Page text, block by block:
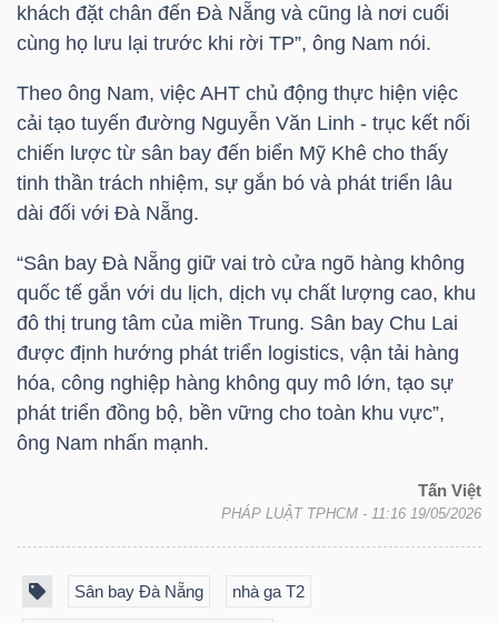
khách đặt chân đến Đà Nẵng và cũng là nơi cuối
cùng họ lưu lại trước khi rời TP”, ông Nam nói.
Theo ông Nam, việc AHT chủ động thực hiện việc
cải tạo tuyến đường Nguyễn Văn Linh - trục kết nối
chiến lược từ sân bay đến biển Mỹ Khê cho thấy
tinh thần trách nhiệm, sự gắn bó và phát triển lâu
dài đối với Đà Nẵng.
“Sân bay Đà Nẵng giữ vai trò cửa ngõ hàng không
quốc tế gắn với du lịch, dịch vụ chất lượng cao, khu
đô thị trung tâm của miền Trung. Sân bay Chu Lai
được định hướng phát triển logistics, vận tải hàng
hóa, công nghiệp hàng không quy mô lớn, tạo sự
phát triển đồng bộ, bền vững cho toàn khu vực”,
ông Nam nhấn mạnh.
Tấn Việt
PHÁP LUẬT TPHCM - 11:16 19/05/2026
Sân bay Đà Nẵng nhà ga T2
TRUY
XUẤT
LIỆU
Ngành
(-)
VS-
SECTOR
NĂNG